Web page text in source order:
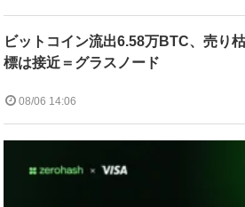
ビットコイン流出6.58万BTC、売り
標は接近＝グラスノード
08/06 14:06